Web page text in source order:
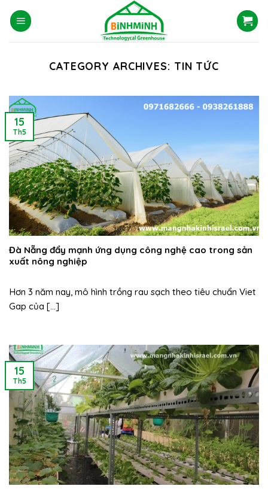
Skip
content
CATEGORY ARCHIVES: TIN TỨC
Đà Nẵng đẩy mạnh ứng dụng công nghệ cao trong sản
xuất nông nghiệp
Hơn 3 năm nay, mô hình trồng rau sạch theo tiêu chuẩn Viet
Gap của [...]
15
Th5
15
Th5